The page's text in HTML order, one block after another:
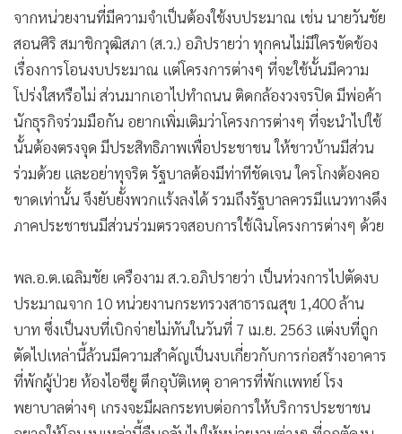
• Factcheck
• ญี่ปุ่น
• News1
• Gotomanager
ประชุมวุฒิสภาพิจารณาร่าง พ.ร.บ.โอนงบฯ 8 หมื่นกว่าล้าน มติ
เอกฉันท์เห็นชอบ แต่ห่วงใช้ไม่ตรงกับวัตถุประสงค์ประชาชน ไม่
โปร่งใส
วันนี้ (22 มิ.ย.) ที่ประชุมวุฒิสภาพิจารณาร่าง พ.ร.บ.โอนงบ
ประมาณรายจ่าย พ.ศ. ... วงเงิน 88,452,597,900 บาท ตามที่
สภาผู้แทนราษฎรพิจารณาเสร็จแล้ว โดย ส.ว.ส่วนใหญ่อภิปราย
แสดงความเป็นห่วงเรื่องการนำงบประมาณจากการโอนงบไปใช้
ในโครงการต่างๆ ที่อาจไม่ตรงต่อวัตถุประสงค์ความต้องการของ
ประชาชน และมีความไม่โปร่งใส ตลอดจนการไปตัดงบประมาณ
จากหน่วยงานที่มีความจำเป็นต้องใช้งบประมาณ เช่น นายวันชัย
สอนศิริ สมาชิกวุฒิสภา (ส.ว.) อภิปรายว่า ทุกคนไม่มีใครขัดข้อง
เรื่องการโอนงบประมาณ แต่โครงการต่างๆ ที่จะใช้นั้นมีความ